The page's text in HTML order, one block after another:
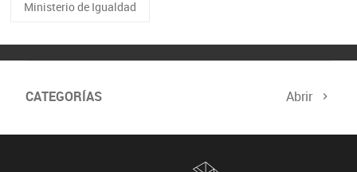
Ministerio de Igualdad
CATEGORÍAS Abrir